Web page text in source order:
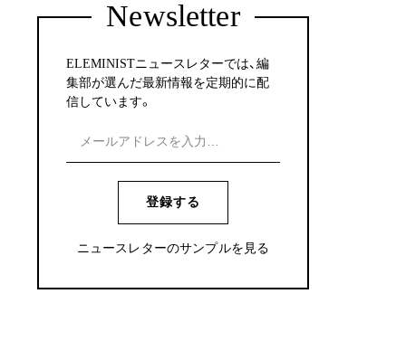
Newsletter
ELEMINISTニュースレターでは、編
集部が選んだ最新情報を定期的に配
信しています。
登録する
ニュースレターのサンプルを見る